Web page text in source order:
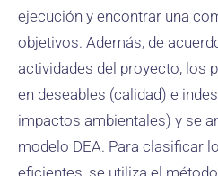
ejecución y encontrar una
objetivos. Además, de
actividades del proyecto, los
en deseables (calidad) e
impactos ambientales) y se
modelo DEA. Para clasificar
eficientes, se utiliza el